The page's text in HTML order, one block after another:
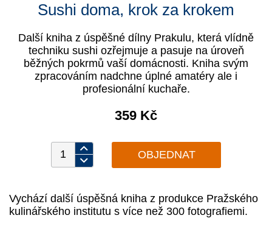
Sushi doma, krok za krokem
Další kniha z úspěšné dílny Prakulu, která vlídně
techniku sushi ozřejmuje a pasuje na úroveň
běžných pokrmů vaší domácnosti. Kniha svým
zpracováním nadchne úplné amatéry ale i
profesionální kuchaře.
359 Kč
Vychází další úspěšná kniha z produkce Pražského
kulinářského institutu s více než 300 fotografiemi.